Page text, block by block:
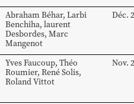
Abraham Béhar, Larbi
Benchiha, laurent
Desbordes, Marc
Mangenot
Déc.
YvesFaucoup, Théo
Roumier, RenéSolis,
RolandVittot
Nov.